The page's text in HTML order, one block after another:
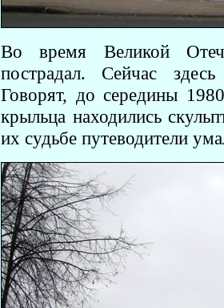
Во время Великой
пострадал. Сейчас здесь
Говорят, до середины
крыльца находились
их судьбе путеводители